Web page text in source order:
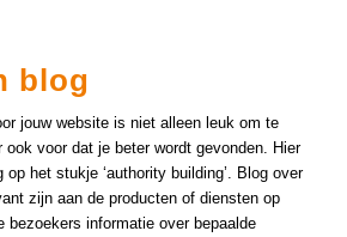
blog
jouw website is niet alleen leuk om te
voor dat je beter wordt gevonden. Hier
op het stukje ‘authority building’. Blog over
zijn aan de producten of diensten op
bezoekers informatie over bepaalde